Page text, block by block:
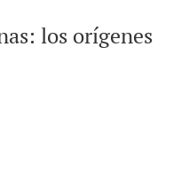
los orígenes